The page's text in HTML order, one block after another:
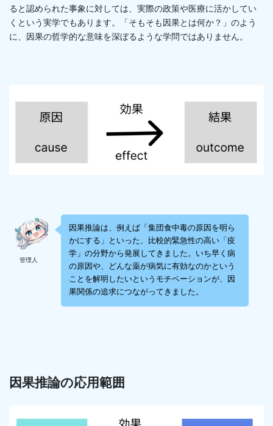
ると認められた事象に対しては、実際の政策や医療に活かしてい
くという実学でもあります。「そもそも因果とは何か？」のよう
に、因果の哲学的な意味を深ぼるような学問ではありません。
管理人
因果推論は、例えば「集団食中毒の原因を明ら
かにする」といった、比較的緊急性の高い「疫
学」の分野から発展してきました。いち早く病
の原因や、どんな薬が病気に有効なのかという
ことを解明したいというモチベーションが、因
果関係の追求につながってきました。
因果推論の応用範囲